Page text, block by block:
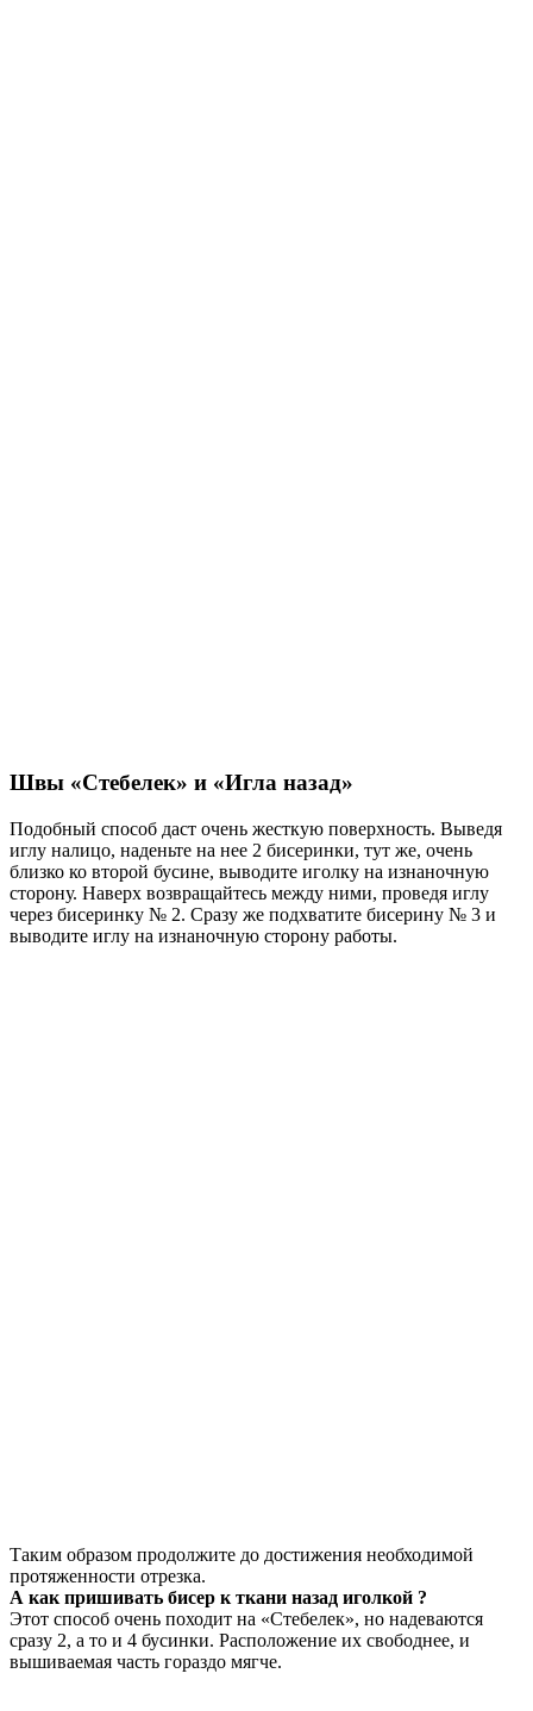
Швы «Стебелек» и «Игла назад»
Подобный способ даст очень жесткую поверхность. Выведя
иглу налицо, наденьте на нее 2 бисеринки, тут же, очень
близко ко второй бусине, выводите иголку на изнаночную
сторону. Наверх возвращайтесь между ними, проведя иглу
через бисеринку № 2. Сразу же подхватите бисерину № 3 и
выводите иглу на изнаночную сторону работы.
Таким образом продолжите до достижения необходимой
протяженности отрезка.
А как пришивать бисер к ткани назад иголкой ?
Этот способ очень походит на «Стебелек», но надеваются
сразу 2, а то и 4 бусинки. Расположение их свободнее, и
вышиваемая часть гораздо мягче.